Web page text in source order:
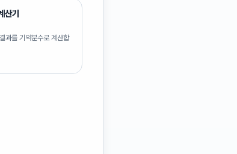
산기
과를 기약분수로 계산합